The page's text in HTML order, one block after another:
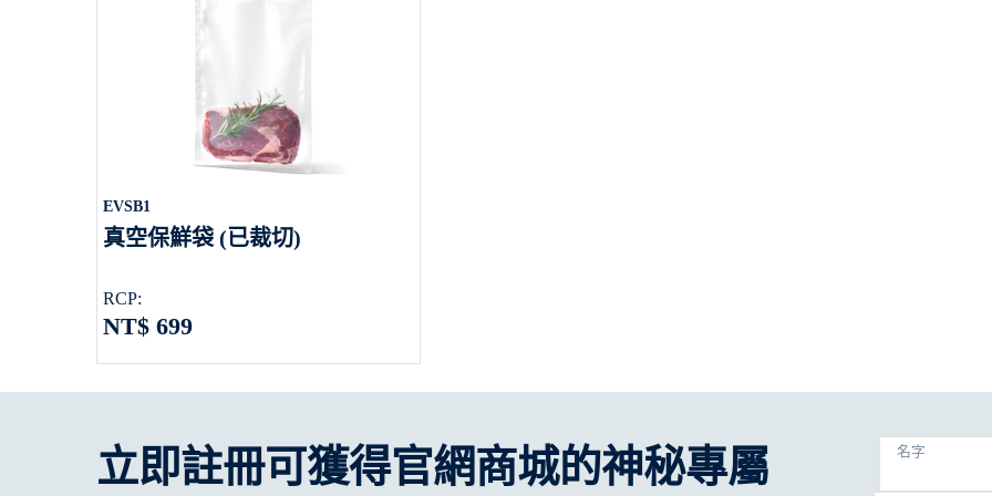
EVSB1
真空保鮮袋 (已裁切)
RCP:
NT$ 699
立即註冊可獲得官網商城的神秘專屬 名字